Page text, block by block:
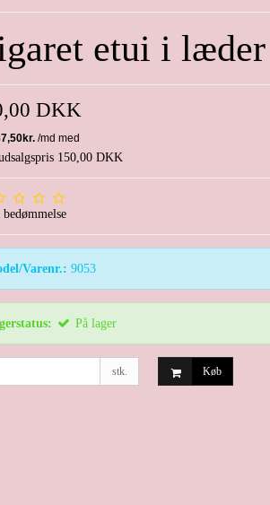
etui i læder
DKK
150,00 DKK
Varenr.: 9053
På lager
stk. Køb